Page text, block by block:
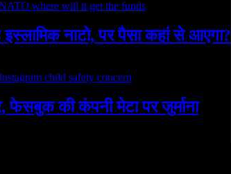
इस्लामिक नाटो, पर पैसा कहां से आएगा?
फेसबुक की कंपनी मेटा पर जुर्माना